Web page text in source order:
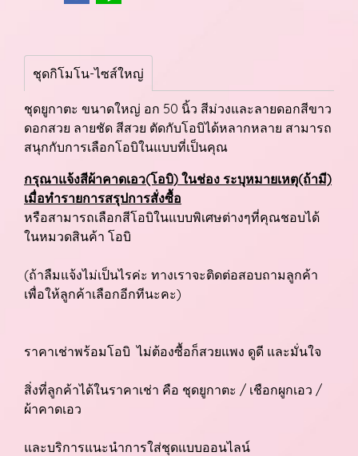
ชุดกิโมโน-ไซส์ใหญ่
ชุดยูกาตะ ขนาดใหญ่ อก 50 นิ้ว สีม่วงและลายดอกสีขาว
ดอกสวย ลายชัด สีสวย ตัดกับโอบิได้หลากหลาย สามารถ
สนุกกับการเลือกโอบิในแบบที่เป็นคุณ
กรุณาแจ้งสีผ้าคาดเอว(โอบิ) ในช่อง ระบุหมายเหตุ(ถ้ามี)
เมื่อทำรายการสรุปการสั่งซื้อ
หรือสามารถเลือกสีโอบิในแบบพิเศษต่างๆที่คุณชอบได้
ในหมวดสินค้า โอบิ
(ถ้าลืมแจ้งไม่เป็นไรค่ะ ทางเราจะติดต่อสอบถามลูกค้า
เพื่อให้ลูกค้าเลือกอีกทีนะคะ)
ราคาเช่าพร้อมโอบิ ไม่ต้องซื้อก็สวยแพง ดูดี และมั่นใจ
สิ่งที่ลูกค้าได้ในราคาเช่า คือ ชุดยูกาตะ / เชือกผูกเอว /
ผ้าคาดเอว
และบริการแนะนำการใส่ชุดแบบออนไลน์